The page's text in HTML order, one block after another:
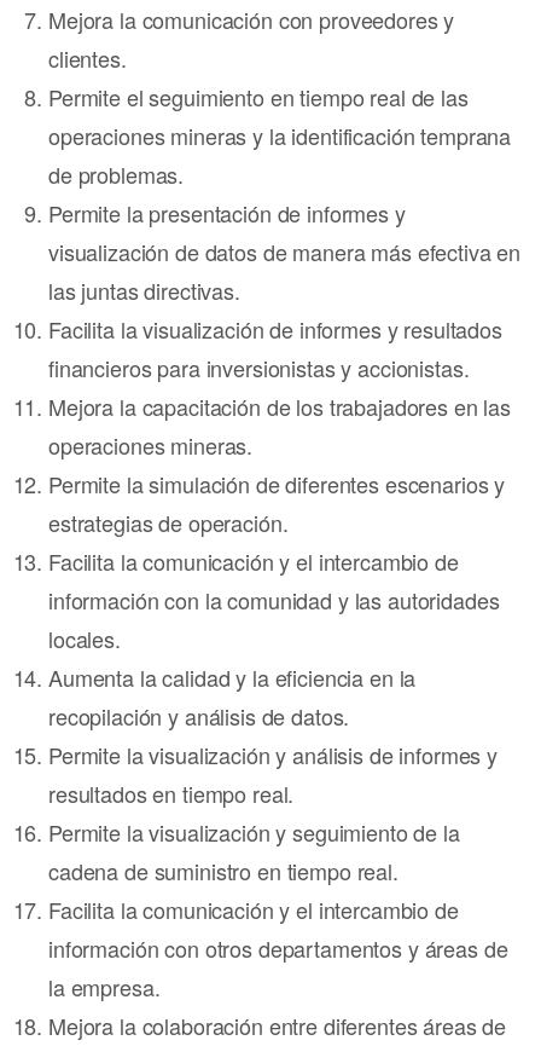
Mejora la comunicación con proveedores y
clientes.
Permite el seguimiento en tiempo real de las
operaciones mineras y la identificación temprana
de problemas.
Permite la presentación de informes y
visualización de datos de manera más efectiva en
las juntas directivas.
Facilita la visualización de informes y resultados
financieros para inversionistas y accionistas.
Mejora la capacitación de los trabajadores en las
operaciones mineras.
Permite la simulación de diferentes escenarios y
estrategias de operación.
Facilita la comunicación y el intercambio de
información con la comunidad y las autoridades
locales.
Aumenta la calidad y la eficiencia en la
recopilación y análisis de datos.
Permite la visualización y análisis de informes y
resultados en tiempo real.
Permite la visualización y seguimiento de la
cadena de suministro en tiempo real.
Facilita la comunicación y el intercambio de
información con otros departamentos y áreas de
la empresa.
Mejora la colaboración entre diferentes áreas de